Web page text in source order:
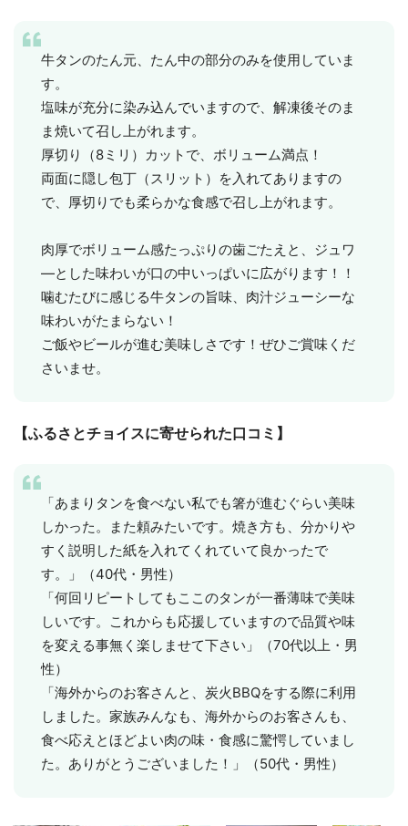
牛タンのたん元、たん中の部分のみを使用していま
す。
塩味が充分に染み込んでいますので、解凍後そのま
ま焼いて召し上がれます。
厚切り（8ミリ）カットで、ボリューム満点！
両面に隠し包丁（スリット）を入れてありますの
で、厚切りでも柔らかな食感で召し上がれます。
肉厚でボリューム感たっぷりの歯ごたえと、ジュワ
―とした味わいが口の中いっぱいに広がります！！
噛むたびに感じる牛タンの旨味、肉汁ジューシーな
味わいがたまらない！
ご飯やビールが進む美味しさです！ぜひご賞味くだ
さいませ。
【ふるさとチョイスに寄せられた口コミ】
「あまりタンを食べない私でも箸が進むぐらい美味
しかった。また頼みたいです。焼き方も、分かりや
すく説明した紙を入れてくれていて良かったで
す。」（40代・男性）
「何回リピートしてもここのタンが一番薄味で美味
しいです。これからも応援していますので品質や味
を変える事無く楽しませて下さい」（70代以上・男
性）
「海外からのお客さんと、炭火BBQをする際に利用
しました。家族みんなも、海外からのお客さんも、
食べ応えとほどよい肉の味・食感に驚愕していまし
た。ありがとうございました！」（50代・男性）